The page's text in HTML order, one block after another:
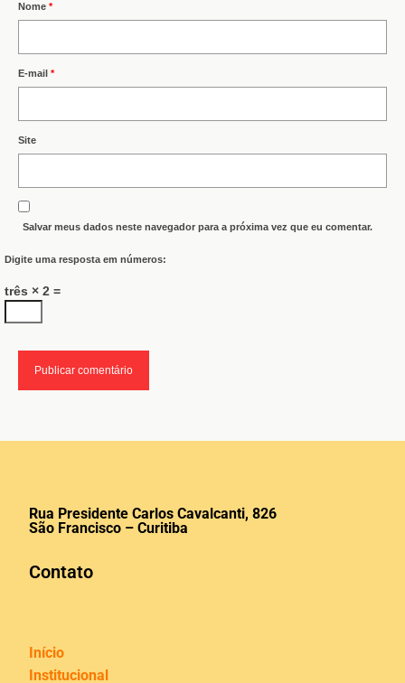
Nome *
E-mail *
Site
Salvar meus dados neste navegador para a próxima vez que eu comentar.
Digite uma resposta em números:
três × 2 =
Rua Presidente Carlos Cavalcanti, 826
São Francisco – Curitiba
Contato
Início
Institucional